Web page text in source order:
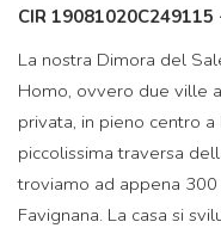
CIR 19081020C249115
La nostra Dimora del
Homo, ovvero due ville
privata, in pieno centro
piccolissima traversa
troviamo ad appena
Favignana. La casa si